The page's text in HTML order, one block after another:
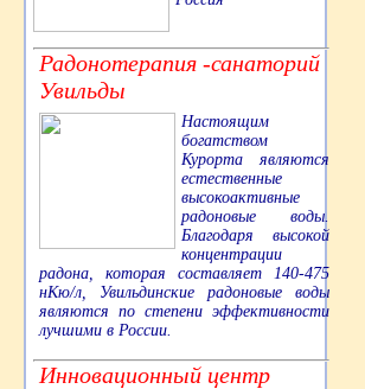
Радонотерапия -санаторий
Увильды
Настоящим
богатством
Курорта являются
естественные
высокоактивные
радоновые воды.
Благодаря высокой
концентрации
радона, которая составляет 140-475
нКю/л, Увильдинские радоновые воды
являются по степени эффективности
лучшими в России.
Инновационный центр